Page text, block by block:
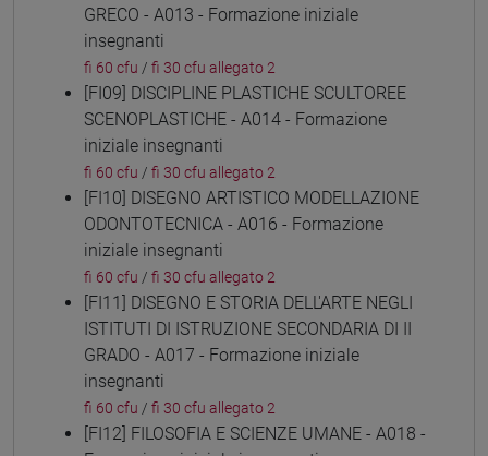
GRECO - A013 - Formazione iniziale
insegnanti
fi 60 cfu / fi 30 cfu allegato 2
[FI09] DISCIPLINE PLASTICHE SCULTOREE
SCENOPLASTICHE - A014 - Formazione
iniziale insegnanti
fi 60 cfu / fi 30 cfu allegato 2
[FI10] DISEGNO ARTISTICO MODELLAZIONE
ODONTOTECNICA - A016 - Formazione
iniziale insegnanti
fi 60 cfu / fi 30 cfu allegato 2
[FI11] DISEGNO E STORIA DELL'ARTE NEGLI
ISTITUTI DI ISTRUZIONE SECONDARIA DI II
GRADO - A017 - Formazione iniziale
insegnanti
fi 60 cfu / fi 30 cfu allegato 2
[FI12] FILOSOFIA E SCIENZE UMANE - A018 -